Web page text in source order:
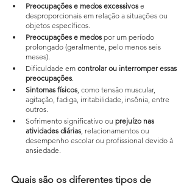
Preocupações e medos excessivos e
desproporcionais em relação a situações ou
objetos específicos.
Preocupações e medos por um período
prolongado (geralmente, pelo menos seis
meses).
Dificuldade em controlar ou interromper essas
preocupações
Sintomas físicos , como tensão muscular,
agitação, fadiga, irritabilidade, insônia, entre
outros.
Sofrimento significativo ou prejuízo nas
atividades diárias , relacionamentos ou
desempenho escolar ou profissional devido à
ansiedade.
Quais são os diferentes tipos de